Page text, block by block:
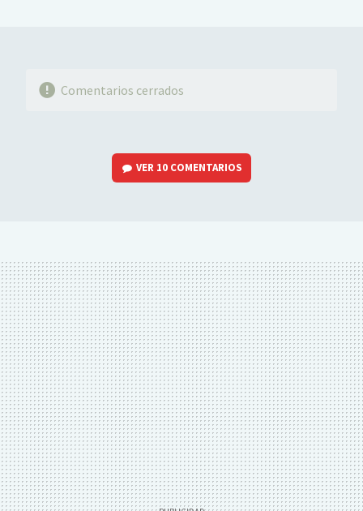
Comentarios cerrados
VER 10 COMENTARIOS